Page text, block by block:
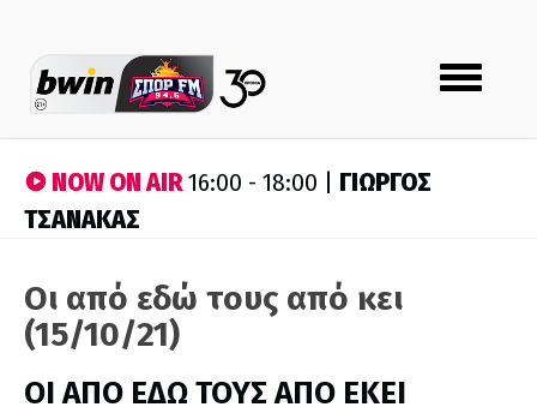
Toggle
navigation
NOW ON AIR16:00 - 18:00 | ΓΙΩΡΓΟΣ
ΤΣΑΝΑΚΑΣ
Οι από εδώ τους από κει
(15/10/21)
ΟΙ ΑΠΟ ΕΔΩ ΤΟΥΣ ΑΠΟ ΕΚΕΙ